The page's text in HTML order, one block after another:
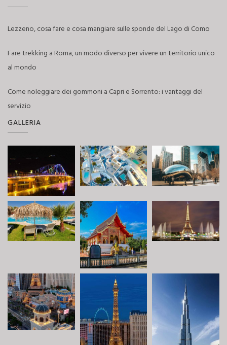
Lezzeno, cosa fare e cosa mangiare sulle sponde del Lago di Como
Fare trekking a Roma, un modo diverso per vivere un territorio unico
al mondo
Come noleggiare dei gommoni a Capri e Sorrento: i vantaggi del
servizio
GALLERIA